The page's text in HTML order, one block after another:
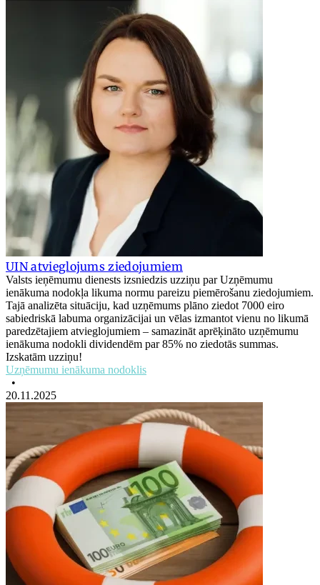
UIN atvieglojums ziedojumiem
Valsts ieņēmumu dienests izsniedzis uzziņu par Uzņēmumu
ienākuma nodokļa likuma normu pareizu piemērošanu ziedojumiem.
Tajā analizēta situāciju, kad uzņēmums plāno ziedot 7000 eiro
sabiedriskā labuma organizācijai un vēlas izmantot vienu no likumā
paredzētajiem atvieglojumiem – samazināt aprēķināto uzņēmumu
ienākuma nodokli dividendēm par 85% no ziedotās summas.
Izskatām uzziņu!
Uzņēmumu ienākuma nodoklis
•
20.11.2025